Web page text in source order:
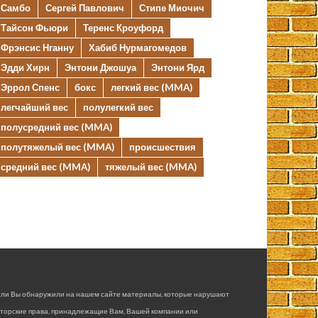
Самбо Сергей Павлович
Стипе Миочич
Тайсон Фьюри
Теренс Кроуфорд
Фрэнсис Нганну
Хабиб Нурмагомедов
Эдди Хирн
Энтони Джошуа
Энтони Ярд
Эррол Спенс
бокс
легкий вес (MMA)
легчайший вес
полулегкий вес
полусредний вес (MMA)
полутяжелый вес (MMA)
происшествия
средний вес (MMA)
тяжелый вес (MMA)
Вы обнаружили на нашем сайте материалы, которые нарушают
права, принадлежащие Вам, Вашей компании или